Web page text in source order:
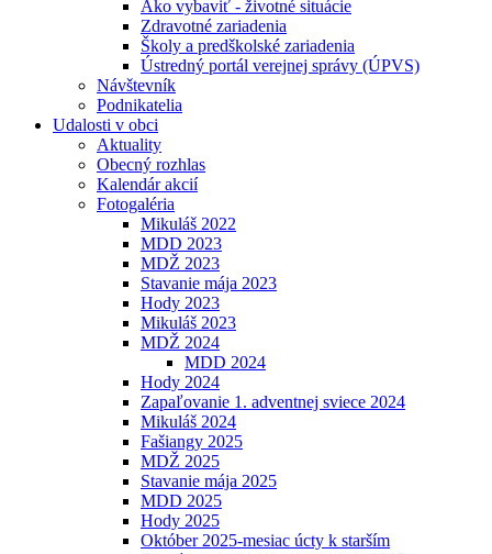
Ako vybaviť - životné situácie
Zdravotné zariadenia
Školy a predškolské zariadenia
Ústredný portál verejnej správy (ÚPVS)
Návštevník
Podnikatelia
Udalosti v obci
Aktuality
Obecný rozhlas
Kalendár akcií
Fotogaléria
Mikuláš 2022
MDD 2023
MDŽ 2023
Stavanie mája 2023
Hody 2023
Mikuláš 2023
MDŽ 2024
MDD 2024
Hody 2024
Zapaľovanie 1. adventnej sviece 2024
Mikuláš 2024
Fašiangy 2025
MDŽ 2025
Stavanie mája 2025
MDD 2025
Hody 2025
Október 2025-mesiac úcty k starším